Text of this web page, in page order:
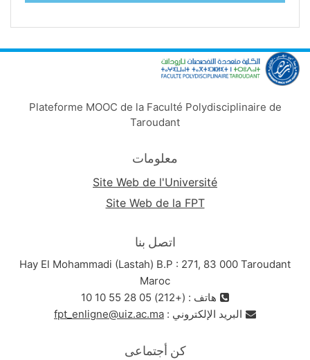
Plateforme MOOC de la Faculté Polydisciplinaire de
Taroudant
معلومات
Site Web de l'Université
Site Web de la FPT
اتصل بنا
Hay El Mohammadi (Lastah) B.P : 271, 83 000 Taroudant
Maroc
هاتف : (+212) 05 28 55 10 10
البريد الإلكتروني : fpt_enligne@uiz.ac.ma
كن أجتماعى